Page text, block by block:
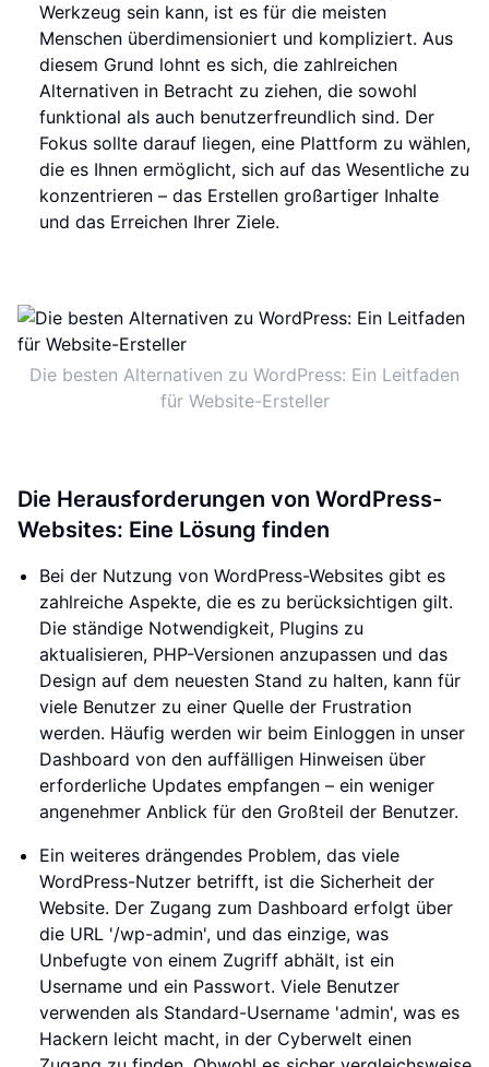
Werkzeug sein kann, ist es für die meisten
Menschen überdimensioniert und kompliziert. Aus
diesem Grund lohnt es sich, die zahlreichen
Alternativen in Betracht zu ziehen, die sowohl
funktional als auch benutzerfreundlich sind. Der
Fokus sollte darauf liegen, eine Plattform zu wählen,
die es Ihnen ermöglicht, sich auf das Wesentliche zu
konzentrieren – das Erstellen großartiger Inhalte
und das Erreichen Ihrer Ziele.
Die besten Alternativen zu WordPress: Ein Leitfaden
für Website-Ersteller
Die Herausforderungen von WordPress-
Websites: Eine Lösung finden
Bei der Nutzung von WordPress-Websites gibt es
zahlreiche Aspekte, die es zu berücksichtigen gilt.
Die ständige Notwendigkeit, Plugins zu
aktualisieren, PHP-Versionen anzupassen und das
Design auf dem neuesten Stand zu halten, kann für
viele Benutzer zu einer Quelle der Frustration
werden. Häufig werden wir beim Einloggen in unser
Dashboard von den auffälligen Hinweisen über
erforderliche Updates empfangen – ein weniger
angenehmer Anblick für den Großteil der Benutzer.
Ein weiteres drängendes Problem, das viele
WordPress-Nutzer betrifft, ist die Sicherheit der
Website. Der Zugang zum Dashboard erfolgt über
die URL '/wp-admin', und das einzige, was
Unbefugte von einem Zugriff abhält, ist ein
Username und ein Passwort. Viele Benutzer
verwenden als Standard-Username 'admin', was es
Hackern leicht macht, in der Cyberwelt einen